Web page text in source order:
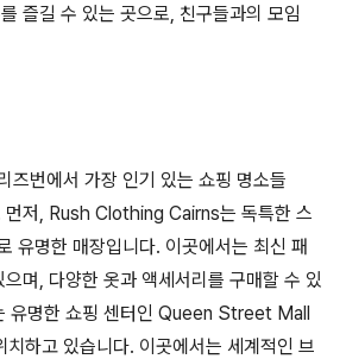
즐길 수 있는 곳으로, 친구들과의 모임
즈번에서 가장 인기 있는 쇼핑 명소들
먼저, Rush Clothing Cairns는 독특한 스
유명한 매장입니다. 이곳에서는 최신 패
며, 다양한 옷과 액세서리를 구매할 수 있
유명한 쇼핑 센터인 Queen Street Mall
하고 있습니다. 이곳에서는 세계적인 브